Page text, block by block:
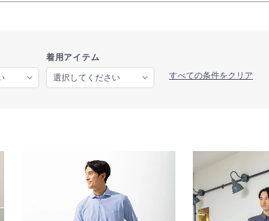
着用アイテム
すべての条件をクリア